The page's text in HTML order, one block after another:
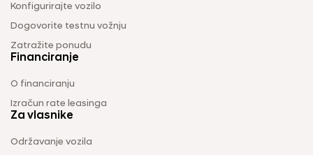
Konfigurirajte vozilo
Dogovorite testnu vožnju
Zatražite ponudu
Financiranje
O financiranju
Izračun rate leasinga
Za vlasnike
Održavanje vozila